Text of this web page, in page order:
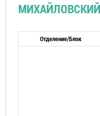
Отделение/Блок